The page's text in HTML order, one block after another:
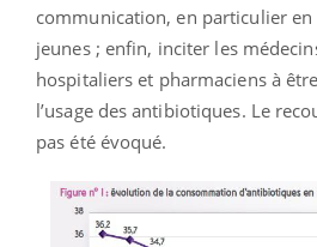
communication, en particulier
jeunes ; enfin, inciter les
hospitaliers et pharmaciens à
l’usage des antibiotiques. Le
pas été évoqué.